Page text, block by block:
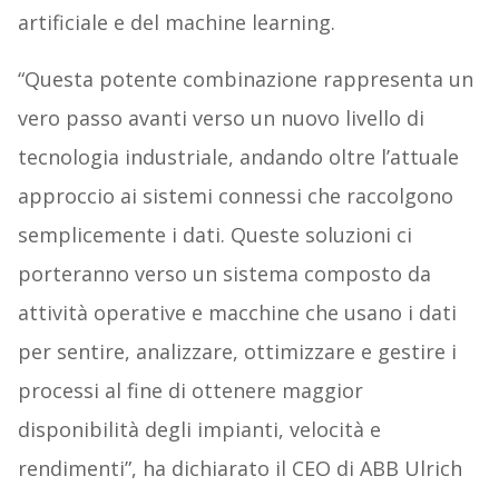
artificiale e del machine learning.
“Questa potente combinazione rappresenta un
vero passo avanti verso un nuovo livello di
tecnologia industriale, andando oltre l’attuale
approccio ai sistemi connessi che raccolgono
semplicemente i dati. Queste soluzioni ci
porteranno verso un sistema composto da
attività operative e macchine che usano i dati
per sentire, analizzare, ottimizzare e gestire i
processi al fine di ottenere maggior
disponibilità degli impianti, velocità e
rendimenti”, ha dichiarato il CEO di ABB Ulrich